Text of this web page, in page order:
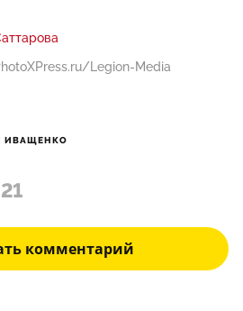
Legion-Media
ИВАЩЕНКО
21
комментарий